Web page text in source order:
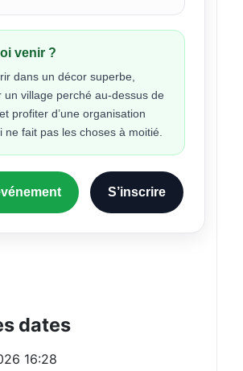
venir ?
dans un décor superbe,
un village perché au-dessus de
profiter d’une organisation
ne fait pas les choses à moitié.
S’inscrire
dates
16:28